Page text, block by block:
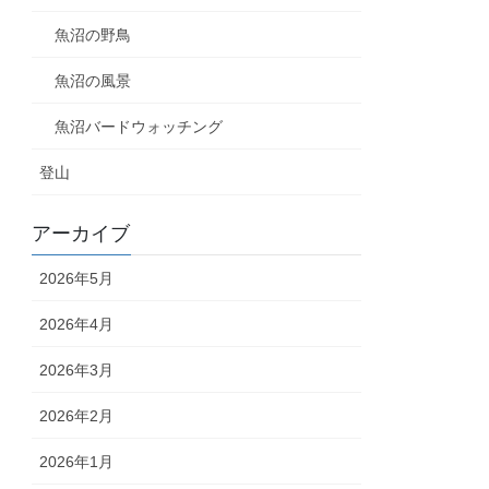
魚沼の野鳥
魚沼の風景
魚沼バードウォッチング
登山
アーカイブ
2026年5月
2026年4月
2026年3月
2026年2月
2026年1月